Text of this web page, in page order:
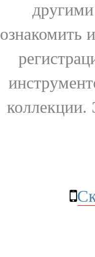
ознакомить
коллекции.